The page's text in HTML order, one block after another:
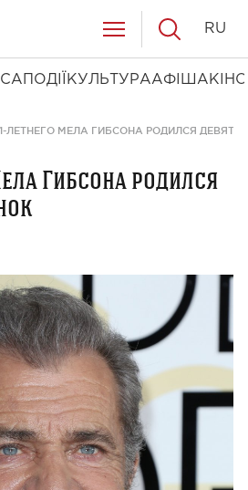
ПОДІЇ КУЛЬТУРААФІША КІНО
RU
ЛЕТНЕГО МЕЛА ГИБСОНА РОДИЛСЯ
Гибсона родился